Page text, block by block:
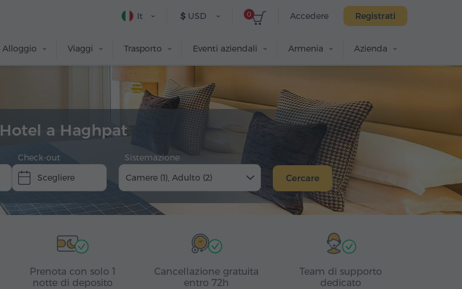
Accedere Registrati
0
$ USD
It
Alloggio Viaggi Trasporto Eventi aziendali Armenia Azienda
Hotel a Haghpat
Check-out
Sistemazione
Camere (1), Adulto (2)
Cercare
Prenota con solo 1
notte di deposito
Cancellazione gratuita
entro 72h
Team di supporto
dedicato